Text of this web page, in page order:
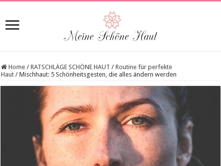
Home / RATSCHLÄGE SCHÖNE HAUT / Routine für perfekte
Haut / Mischhaut: 5 Schönheitsgesten, die alles ändern werden